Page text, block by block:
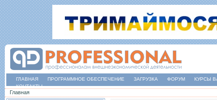
ГЛАВНАЯ ПРОГРАММНОЕ ОБЕСПЕЧЕНИЕ ЗАГРУЗКА ФОРУМ
КУРСЫ
КОНТАКТЫ
Вы здесь
Главная